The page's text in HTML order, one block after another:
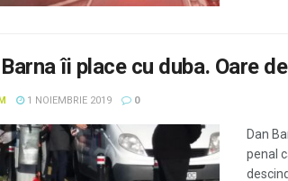
îi place cu duba. Oare
1 NOIEMBRIE 2019 0
Dan
penal